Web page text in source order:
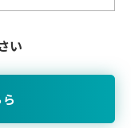
い